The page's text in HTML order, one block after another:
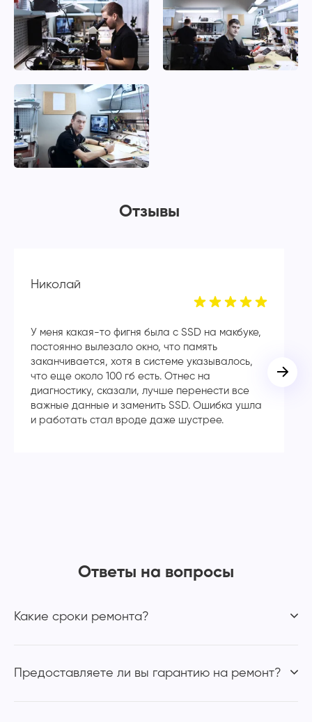
Отзывы
Николай
У меня какая-то фигня была с SSD на макбуке,
постоянно вылезало окно, что память
заканчивается, хотя в системе указывалось,
что еще около 100 гб есть. Отнес на
диагностику, сказали, лучше перенести все
важные данные и заменить SSD. Ошибка ушла
и работать стал вроде даже шустрее.
Ответы на вопросы
Какие сроки ремонта?
Предоставляете ли вы гарантию на ремонт?